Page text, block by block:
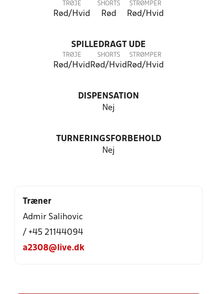
TRØJE
Rød/Hvid
SHORTS
Rød
STRØMPER
Rød/Hvid
SPILLEDRAGT UDE
TRØJE
Rød/Hvid
SHORTS
Rød/Hvid
STRØMPER
Rød/Hvid
DISPENSATION
Nej
TURNERINGSFORBEHOLD
Nej
Træner
Admir Salihovic
/ +45 21144094
a2308@live.dk